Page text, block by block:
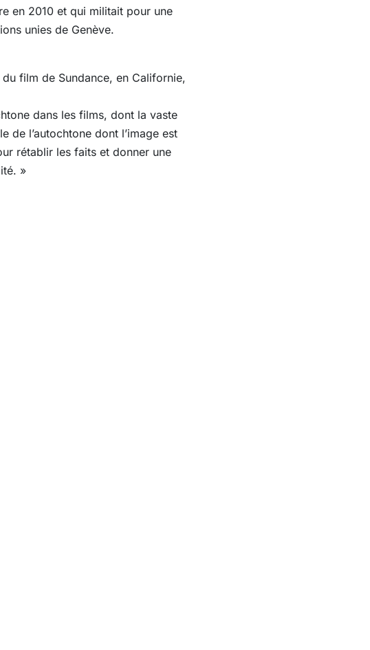
en 2010 et qui militait pour une
unies de Genève.
film de Sundance, en Californie,
dans les films, dont la vaste
de l’autochtone dont l’image est
rétablir les faits et donner une
»